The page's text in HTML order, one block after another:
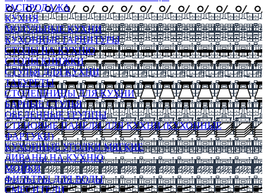
РАСПРОДАЖА
КУХНЯ
МОДУЛЬНЫЕ КУХНИ
КУХОННЫЕ ГАРНИТУРЫ
СТОЛЫ НА КУХНЮ
СТОЛЫ КНИЖКИ
СТУЛЬЯ ДЛЯ КУХНИ
ТАБУРЕТЫ
СТОЛЕШНИЦЫ ДЛЯ КУХНИ
БАРНЫЕ СТУЛЬЯ
ОБЕДЕННЫЕ ГРУППЫ
СТЕНОВЫЕ ПАНЕЛИ ДЛЯ КУХНИ (КУХОННЫЕ
ФАРТУКИ)
КУХОННЫЕ УГОЛКИ МЯГКИЕ
ДИВАНЫ НА КУХНЮ
МОЙКИ
ФИЛЬТРЫ ДЛЯ ВОДЫ
СМЕСИТЕЛИ